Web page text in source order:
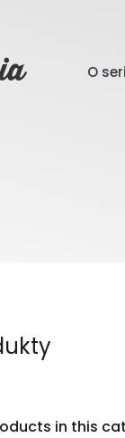
O
in this